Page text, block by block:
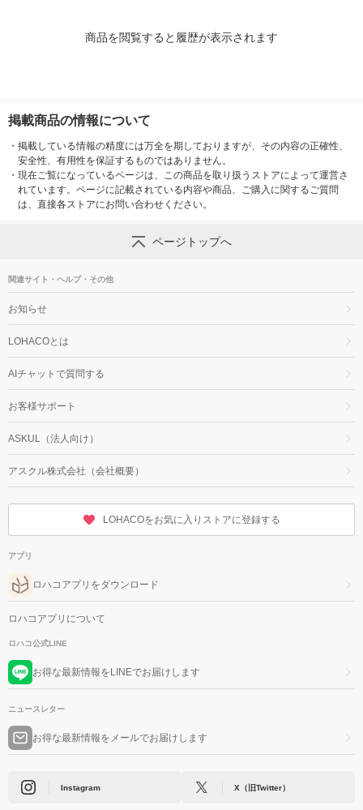
商品を閲覧すると履歴が表示されます
掲載商品の情報について
・ 掲載している情報の精度には万全を期しておりますが、その内容の正確性、
安全性、有用性を保証するものではありません。
・ 現在ご覧になっているページは、この商品を取り扱うストアによって運営さ
れています。ページに記載されている内容や商品、ご購入に関するご質問
は、直接各ストアにお問い合わせください。
ページトップへ
関連サイト・ヘルプ・その他
お知らせ
LOHACOとは
AIチャットで質問する
お客様サポート
ASKUL（法人向け）
アスクル株式会社（会社概要）
LOHACOをお気に入りストアに登録する
アプリ
ロハコアプリをダウンロード
ロハコアプリについて
ロハコ公式LINE
お得な最新情報をLINEでお届けします
ニュースレター
お得な最新情報をメールでお届けします
Instagram X（旧Twitter）